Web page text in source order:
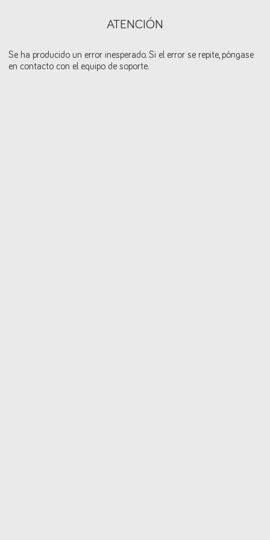
ATENCIÓN
Se ha producido un error inesperado. Si el error se repite, póngase
en contacto con el equipo de soporte.